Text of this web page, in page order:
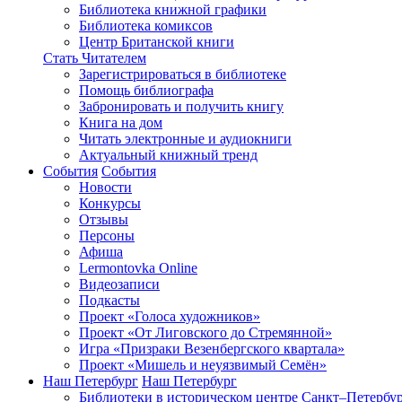
Библиотека книжной графики
Библиотека комиксов
Центр Британской книги
Стать Читателем
Зарегистрироваться в библиотеке
Помощь библиографа
Забронировать и получить книгу
Книга на дом
Читать электронные и аудиокниги
Актуальный книжный тренд
События События
Новости
Конкурсы
Отзывы
Персоны
Афиша
Lermontovka Online
Видеозаписи
Подкасты
Проект «Голоса художников»
Проект «От Лиговского до Стремянной»
Игра «Призраки Везенбергского квартала»
Проект «Мишель и неуязвимый Семён»
Наш Петербург Наш Петербург
Библиотеки в историческом центре